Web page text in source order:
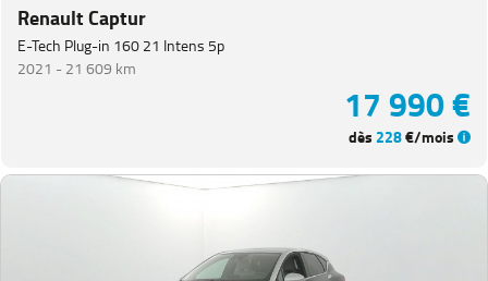
Renault Captur
E-Tech Plug-in 160 21 Intens 5p
2021 -21 609 km
17 990 €
dès 228€/mois